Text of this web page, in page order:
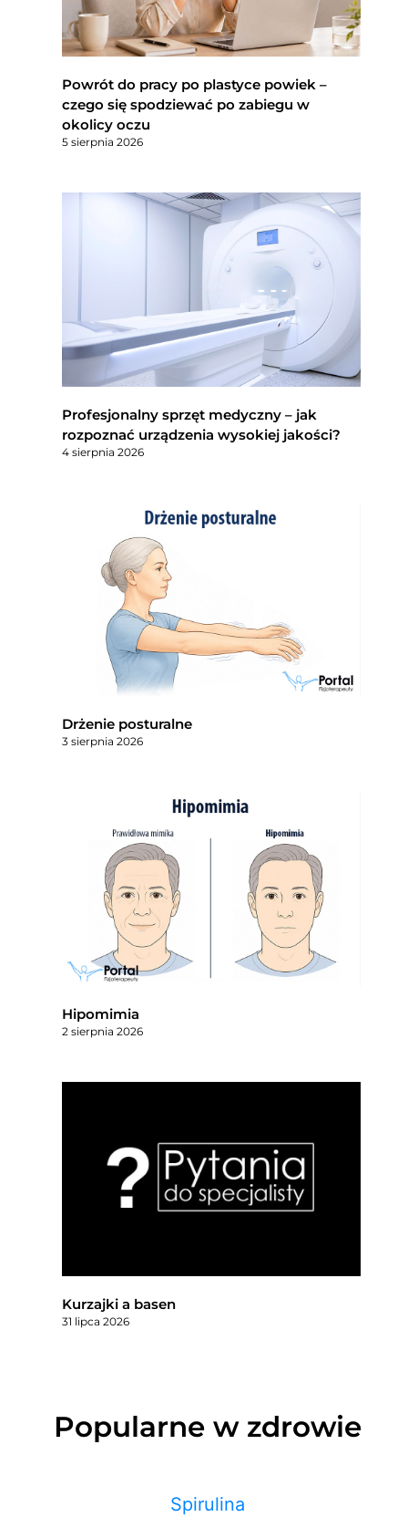
Powrót do pracy po plastyce powiek –
czego się spodziewać po zabiegu w
okolicy oczu
5 sierpnia 2026
Profesjonalny sprzęt medyczny – jak
rozpoznać urządzenia wysokiej jakości?
4 sierpnia 2026
Drżenie posturalne
3 sierpnia 2026
Hipomimia
2 sierpnia 2026
Kurzajki a basen
31 lipca 2026
Popularne w zdrowie
Spirulina